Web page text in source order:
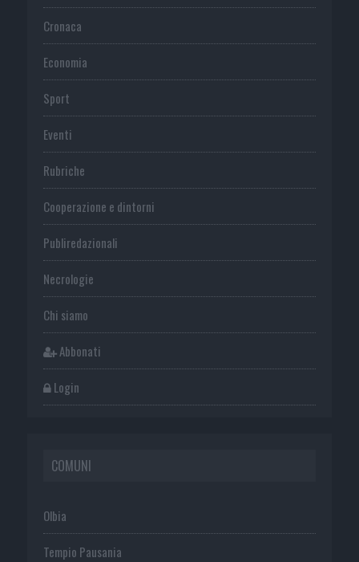
Cronaca
Economia
Sport
Eventi
Rubriche
Cooperazione e dintorni
Publiredazionali
Necrologie
Chi siamo
Abbonati
Login
COMUNI
Olbia
Tempio Pausania